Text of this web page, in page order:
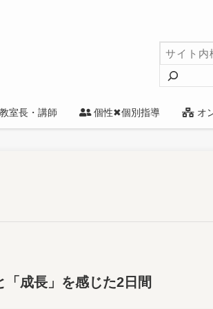
教室長・講師 個性✖個別指導 オ
検
索
「成長」を感じた2日間